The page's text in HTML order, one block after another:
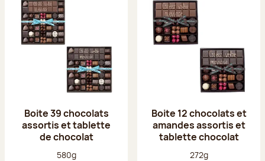
Boite 39 chocolats
assortis et tablette
de chocolat
Poids net :
580g
Boite 12 chocolats et
amandes assortis et
tablette chocolat
Poids net :
272g